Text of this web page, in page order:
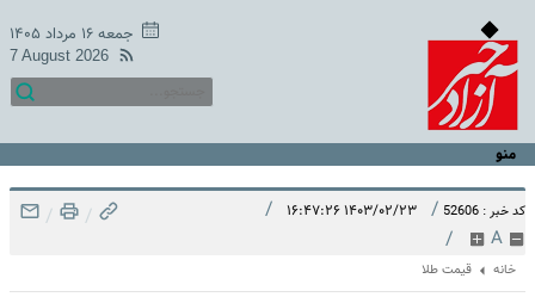
جمعه ۱۶ مرداد ۱۴۰۵
7 August 2026
منو
کد خبر : 52606 / ۱۴۰۳/۰۲/۲۳ ۱۶:۴۷:۲۶ /
A
/
/
/
خانه قیمت طلا